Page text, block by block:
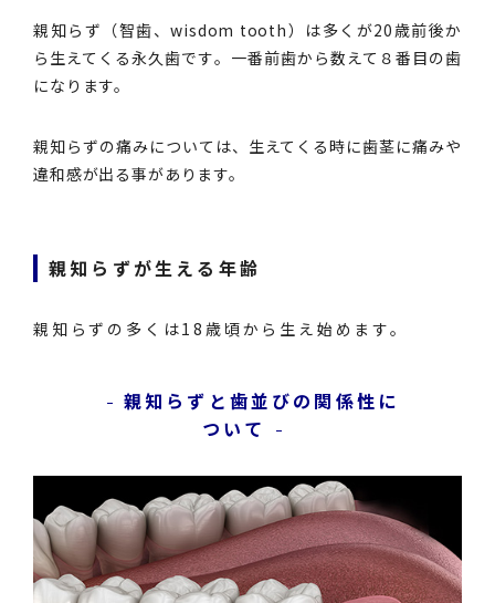
親知らず（智歯、wisdom tooth）は多くが20歳前後か
ら生えてくる永久歯です。一番前歯から数えて８番目の歯
になります。
親知らずの痛みについては、生えてくる時に歯茎に痛みや
違和感が出る事があります。
親知らずが生える年齢
親知らずの多くは18歳頃から生え始めます。
親知らずと歯並びの関係性に
ついて